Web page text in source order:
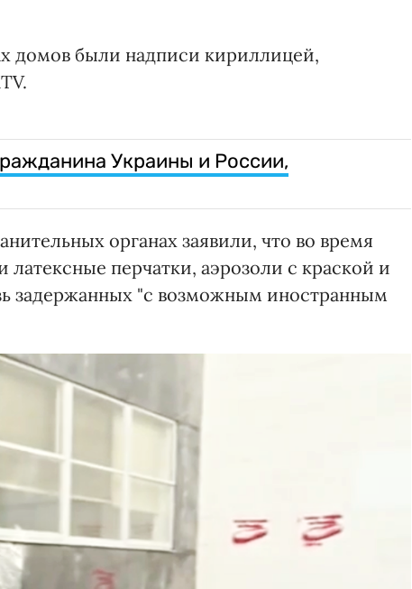
домов были надписи кириллицей,
Украины и России,
органах заявили, что во время
перчатки, аэрозоли с краской и
задержанных "с возможным иностранным